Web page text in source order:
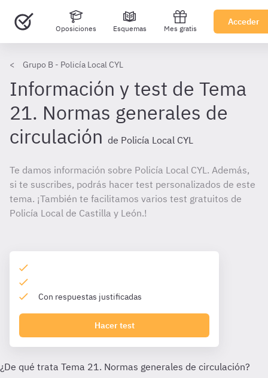
Oposiciones Esquemas Mes gratis
Acceder
Grupo B - Policía Local CYL
Información y test de Tema
21. Normas generales de
circulación de Policía Local CYL
Te damos información sobre Policía Local CYL. Además,
si te suscribes, podrás hacer test personalizados de este
tema. ¡También te facilitamos varios test gratuitos de
Policía Local de Castilla y León.!
Con respuestas justificadas
Hacer test